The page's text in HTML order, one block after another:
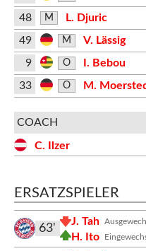
48
M L. Djuric
49 M
V. Lässig
9
O I. Bebou
33 O M.
COACH
C. Ilzer
ERSATZSPIELER
J. Tah
H. Ito
63'